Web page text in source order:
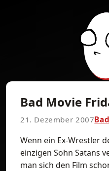
Bad Movie
21. Dezember 2007
Wenn ein Ex-Wrestler
einzigen Sohn Satans
man sich den Film